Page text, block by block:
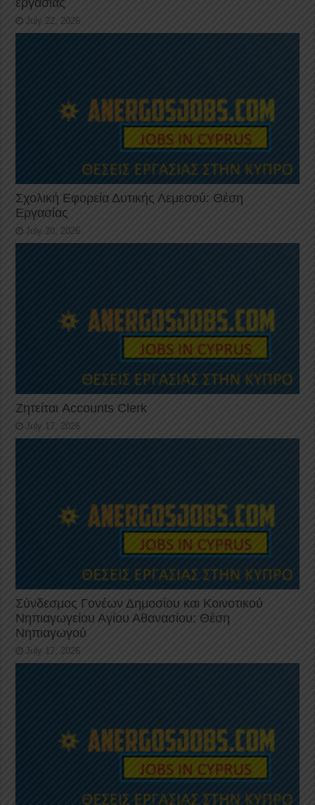
εργασίας
July 22, 2026
Σχολική Εφορεία Δυτικής Λεμεσού: Θέση
Εργασίας
July 20, 2026
Ζητείται Accounts Clerk
July 17, 2026
Σύνδεσμος Γονέων Δημοσίου και Κοινοτικού
Νηπιαγωγείου Αγίου Αθανασίου: Θέση
Νηπιαγωγού
July 17, 2026